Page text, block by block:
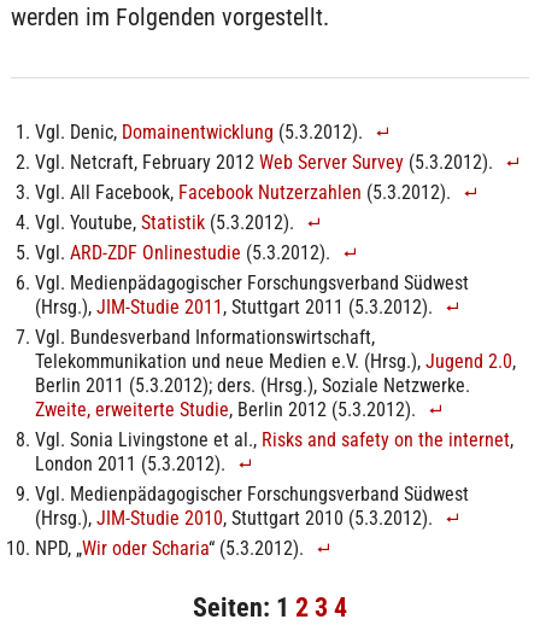
werden im Folgenden vorgestellt.
Vgl. Denic, Domainentwicklung (5.3.2012).
Vgl. Netcraft, February 2012 Web Server Survey(5.3.2012).
Vgl. All Facebook, Facebook Nutzerzahlen (5.3.2012).
Vgl. Youtube, Statistik(5.3.2012).
Vgl. ARD-ZDF Onlinestudie (5.3.2012).
Vgl. Medienpädagogischer Forschungsverband Südwest
(Hrsg.), JIM-Studie 2011 , Stuttgart 2011 (5.3.2012).
Vgl. Bundesverband Informationswirtschaft,
Telekommunikation und neue Medien e.V. (Hrsg.), Jugend 2.0,
Berlin 2011 (5.3.2012); ders. (Hrsg.), Soziale Netzwerke.
Zweite, erweiterte Studie, Berlin 2012 (5.3.2012).
Vgl. Sonia Livingstone et al., Risks and safety on the internet,
London 2011 (5.3.2012).
Vgl. Medienpädagogischer Forschungsverband Südwest
(Hrsg.), JIM-Studie 2010, Stuttgart 2010 (5.3.2012).
NPD, „Wir oder Scharia“ (5.3.2012).
Seiten: 1 2 3 4